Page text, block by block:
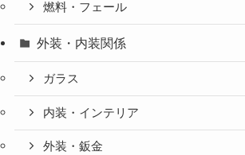
燃料・フェール
外装・内装関係
ガラス
内装・インテリア
外装・鈑金